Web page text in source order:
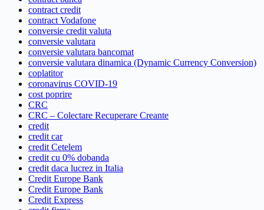
contract credit
contract Vodafone
conversie credit valuta
conversie valutara
conversie valutara bancomat
conversie valutara dinamica (Dynamic Currency Conversion)
coplatitor
coronavirus COVID-19
cost poprire
CRC
CRC – Colectare Recuperare Creante
credit
credit car
credit Cetelem
credit cu 0% dobanda
credit daca lucrez in Italia
Credit Europe Bank
Credit Europe Bank
Credit Express